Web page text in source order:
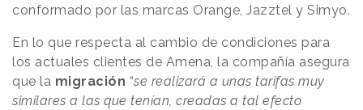
conformado por las marcas Orange, Jazztel y Simyo.
En lo que respecta al cambio de condiciones para
los actuales clientes de Amena, la compañía asegura
que la migración “se realizará a unas tarifas muy
similares a las que tenían, creadas a tal efecto